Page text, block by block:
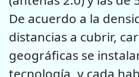
De acuerdo a la
distancias a cubrir,
geográficas se
tecnología, y cada